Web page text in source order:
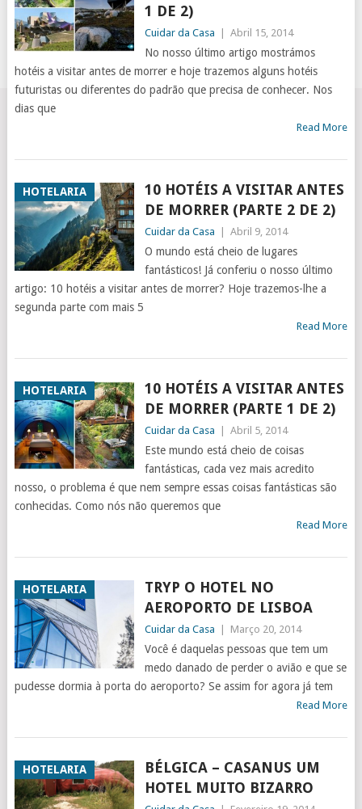
1 DE 2)
Cuidar da Casa Abril 15, 2014
No nosso último artigo mostrámos
hotéis a visitar antes de morrer e hoje trazemos alguns hotéis
futuristas ou diferentes do padrão que precisa de conhecer. Nos
dias que
Read More
HOTELARIA
10 HOTÉIS A VISITAR ANTES
DE MORRER (PARTE 2 DE 2)
Cuidar da Casa Abril 9, 2014
O mundo está cheio de lugares
fantásticos! Já conferiu o nosso último
artigo: 10 hotéis a visitar antes de morrer? Hoje trazemos-lhe a
segunda parte com mais 5
Read More
HOTELARIA
10 HOTÉIS A VISITAR ANTES
DE MORRER (PARTE 1 DE 2)
Cuidar da Casa Abril 5, 2014
Este mundo está cheio de coisas
fantásticas, cada vez mais acredito
nosso, o problema é que nem sempre essas coisas fantásticas são
conhecidas. Como nós não queremos que
Read More
HOTELARIA
TRYP O HOTEL NO
AEROPORTO DE LISBOA
Cuidar da Casa Março 20, 2014
Você é daquelas pessoas que tem um
medo danado de perder o avião e que se
pudesse dormia à porta do aeroporto? Se assim for agora já tem
Read More
HOTELARIA
BÉLGICA – CASANUS UM
HOTEL MUITO BIZARRO